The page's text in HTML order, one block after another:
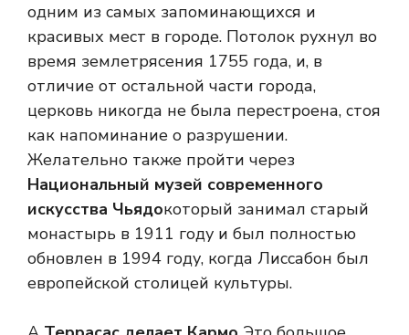
одним из самых запоминающихся и
красивых мест в городе. Потолок рухнул во
время землетрясения 1755 года, и, в
отличие от остальной части города,
церковь никогда не была перестроена, стоя
как напоминание о разрушении.
Желательно также пройти через
Национальный музей современного
искусства Чьядокоторый занимал старый
монастырь в 1911 году и был полностью
обновлен в 1994 году, когда Лиссабон был
европейской столицей культуры.